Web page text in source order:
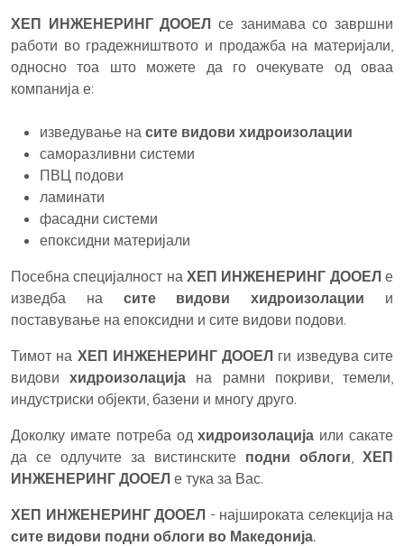
ХЕП ИНЖЕНЕРИНГ ДООЕЛ се занимава со завршни
работи во градежништвото и продажба на материјали,
односно тоа што можете да го очекувате од оваа
компанија е:
изведување на сите видови хидроизолации
саморазливни системи
ПВЦ подови
ламинати
фасадни системи
епоксидни материјали
Посебна специјалност на ХЕП ИНЖЕНЕРИНГ ДООЕЛе
изведба на сите видови хидроизолации и
поставување на епоксидни и сите видови подови.
Тимот на ХЕП ИНЖЕНЕРИНГ ДООЕЛ ги изведува сите
видовихидроизолација на рамни покриви, темели,
индустриски објекти, базени и многу друго.
Доколку имате потреба одхидроизолација или сакате
да се одлучите за вистинските подни облоги
ХЕП
ИНЖЕНЕРИНГ ДООЕЛ е тука за Вас.
ХЕП ИНЖЕНЕРИНГ ДООЕЛ - најшироката селекција на
сите видови подни облоги во Македонија.